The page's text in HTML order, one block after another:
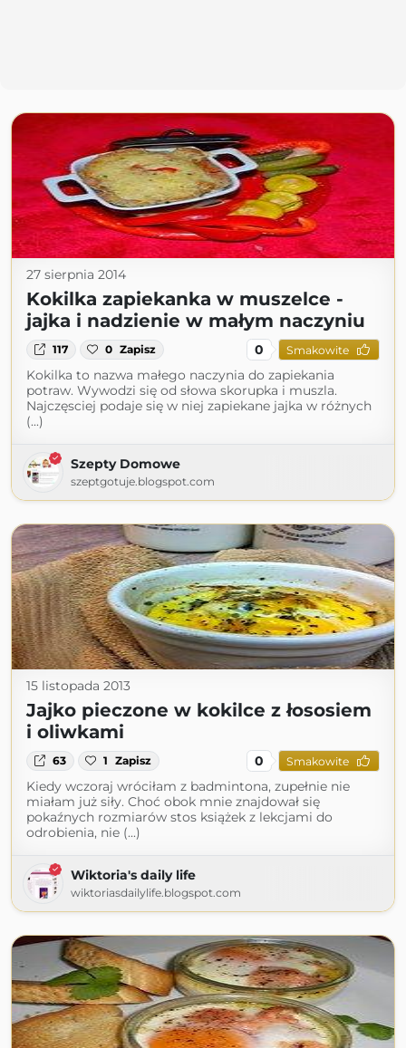
27 sierpnia 2014
Kokilka zapiekanka w muszelce -
jajka i nadzienie w małym naczyniu
117 0 Zapisz 0 Smakowite
Kokilka to nazwa małego naczynia do zapiekania
potraw. Wywodzi się od słowa skorupka i muszla.
Najczęsciej podaje się w niej zapiekane jajka w różnych
(...)
Szepty Domowe
szeptgotuje.blogspot.com
15 listopada 2013
Jajko pieczone w kokilce z łososiem
i oliwkami
63 1 Zapisz 0 Smakowite
Kiedy wczoraj wróciłam z badmintona, zupełnie nie
miałam już siły. Choć obok mnie znajdował się
pokaźnych rozmiarów stos książek z lekcjami do
odrobienia, nie (...)
Wiktoria's daily life
wiktoriasdailylife.blogspot.com